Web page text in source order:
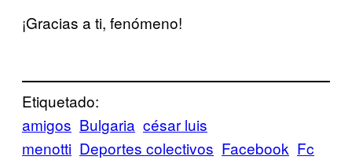
¡Gracias a ti, fenómeno!
Etiquetado:
amigos Bulgaria césar luis
menotti Deportes colectivos Facebook Fc